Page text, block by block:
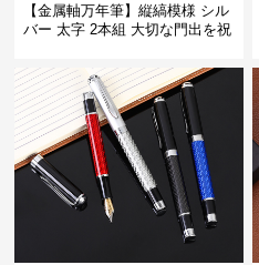
【金属軸万年筆】縦縞模様 シル
バー 太字 2本組 大切な門出を祝
ト